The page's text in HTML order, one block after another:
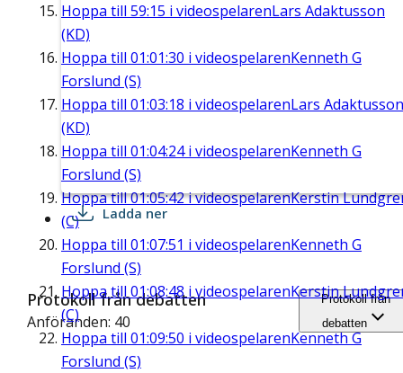
Hoppa till 59:15 i videospelarenLars Adaktusson
(KD)
Hoppa till 01:01:30 i videospelarenKenneth G
Forslund (S)
Hoppa till 01:03:18 i videospelarenLars Adaktusson
(KD)
Hoppa till 01:04:24i videospelarenKenneth G
Forslund (S)
Hoppa till01:05:42i videospelarenKerstin
(C)
Hoppa till 01:07:51 i videospelarenKenneth G
Forslund (S)
Hoppa till 01:08:48 i videospelarenKerstin
(C)
Hoppa till 01:09:50 i videospelarenKenneth G
Forslund (S)
Ladda ner
Protokoll från debatten
Anföranden: 40
Protokoll från
debatten